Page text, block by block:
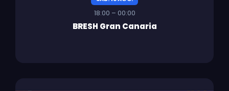
18:00 – 00:00
BRESH Gran Canaria